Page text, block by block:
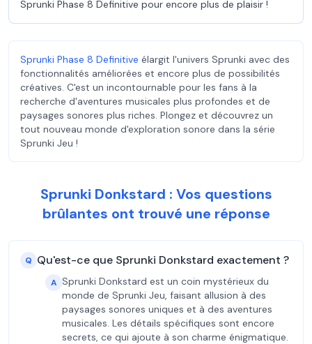
Sprunki Phase 8 Definitive pour encore plus de plaisir !
Sprunki Phase 8 Definitive élargit l'univers Sprunki avec des
fonctionnalités améliorées et encore plus de possibilités
créatives. C'est un incontournable pour les fans à la
recherche d'aventures musicales plus profondes et de
paysages sonores plus riches. Plongez et découvrez un
tout nouveau monde d'exploration sonore dans la série
Sprunki Jeu !
Sprunki Donkstard : Vos questions
brûlantes ont trouvé une réponse
Q Qu'est-ce que Sprunki Donkstard exactement ?
A Sprunki Donkstard est un coin mystérieux du
monde de Sprunki Jeu, faisant allusion à des
paysages sonores uniques et à des aventures
musicales. Les détails spécifiques sont encore
secrets, ce qui ajoute à son charme énigmatique.